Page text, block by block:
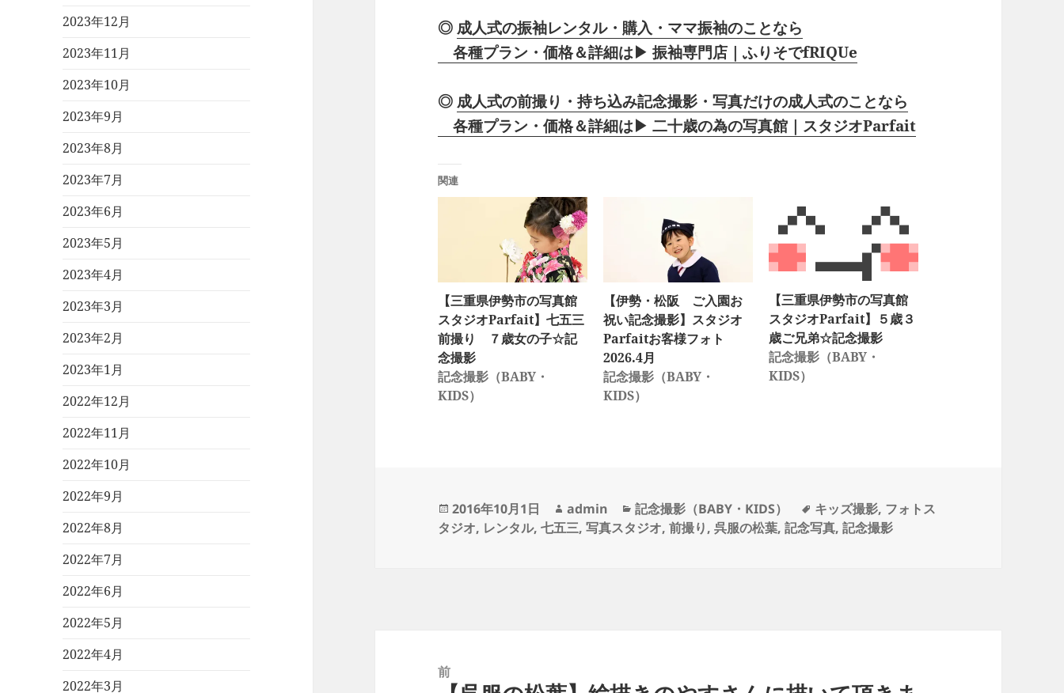
2023年12月
2023年11月
2023年10月
2023年9月
2023年8月
2023年7月
2023年6月
2023年5月
2023年4月
2023年3月
2023年2月
2023年1月
2022年12月
2022年11月
2022年10月
2022年9月
2022年8月
2022年7月
2022年6月
2022年5月
2022年4月
2022年3月
◎ 成人式の振袖レンタル・購入・ママ振袖のことなら
各種プラン・価格＆詳細は▶ 振袖専門店｜ふりそでfRIQUe
◎ 成人式の前撮り・持ち込み記念撮影・写真だけの成人式のことなら
各種プラン・価格＆詳細は▶ 二十歳の為の写真館｜スタジオParfait
関連
【三重県伊勢市の写真館
スタジオParfait】七五三
前撮り ７歳女の子☆記
念撮影
記念撮影（BABY・
KIDS）
【伊勢・松阪 ご入園お
祝い記念撮影】スタジオ
Parfaitお客様フォト
2026.4月
記念撮影（BABY・
KIDS）
【三重県伊勢市の写真館
スタジオParfait】５歳３
歳ご兄弟☆記念撮影
記念撮影（BABY・
KIDS）
投
稿
2016年10月1日
作
成
admin
カ
テ
記念撮影（BABY・KIDS）
タ
グ
キッズ撮影, フォトス
タジオ, レンタル,七五三,写真スタジオ,前撮り,呉服の松葉,記念写真,記念撮影
前